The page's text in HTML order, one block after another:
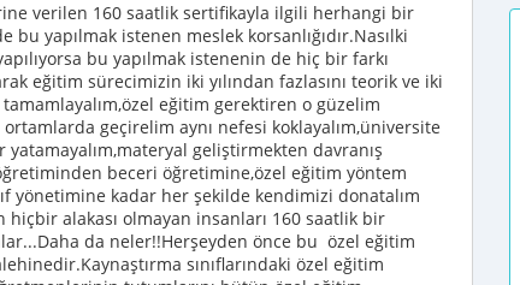
verilen 160 saatlik sertifikayla ilgili herhangi bir
yapılmak istenen meslek korsanlığıdır.Nasılki
bu yapılmak istenenin de hiç bir farkı
eğitim sürecimizin iki yılından fazlasını teorik ve iki
tamamlayalım,özel eğitim gerektiren o güzelim
geçirelim aynı nefesi koklayalım,üniversite
geliştirmekten davranış
beceri öğretimine,özel eğitim yöntem
yönetimine kadar her şekilde kendimizi donatalım
alakası olmayan insanları 160 saatlik bir
da neler!!Herşeyden önce bu özel eğitim
sınıflarındaki özel eğitim